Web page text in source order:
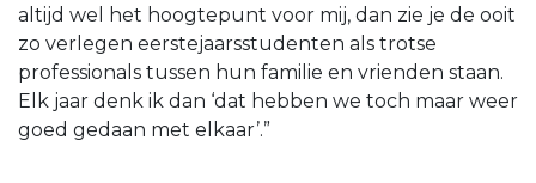
altijd wel het hoogtepunt voor mij, dan zie je de ooit
zo verlegen eerstejaarsstudenten als trotse
professionals tussen hun familie en vrienden staan.
Elk jaar denk ik dan ‘dat hebben we toch maar weer
goed gedaan met elkaar’.”